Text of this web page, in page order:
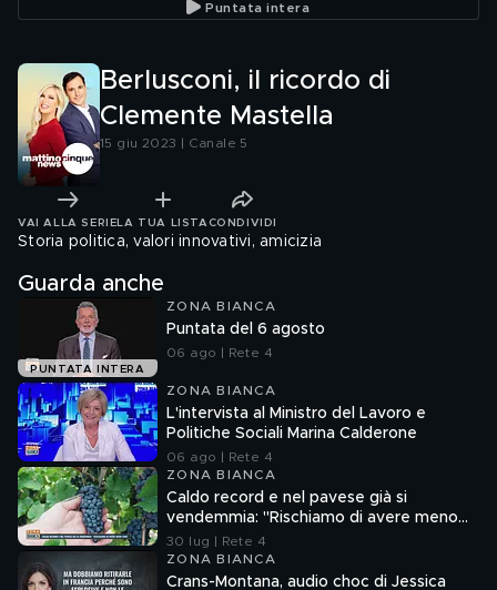
Puntata intera
Berlusconi, il ricordo di
Clemente Mastella
15 giu 2023 | Canale 5
VAI ALLA SERIE LA TUA LISTA CONDIVIDI
Storia politica, valori innovativi, amicizia
Guarda anche
PUNTATA INTERA
ZONA BIANCA
Puntata del 6 agosto
06 ago | Rete 4
ZONA BIANCA
L'intervista al Ministro del Lavoro e
Politiche Sociali Marina Calderone
06 ago | Rete 4
ZONA BIANCA
Caldo record e nel pavese già si
vendemmia: "Rischiamo di avere meno
vino"
30 lug | Rete 4
ZONA BIANCA
Crans-Montana, audio choc di Jessica